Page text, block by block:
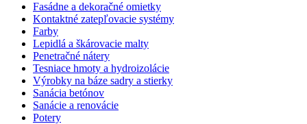
Fasádne a dekoračné omietky
Kontaktné zatepľovacie systémy
Farby
Lepidlá a škárovacie malty
Penetračné nátery
Tesniace hmoty a hydroizolácie
Výrobky na báze sadry a stierky
Sanácia betónov
Sanácie a renovácie
Potery